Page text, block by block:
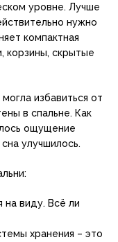
уровне. Лучше
нужно
компактная
корзины, скрытые
избавиться от
в спальне. Как
ощущение
улучшилось.
на виду. Всё ли
хранения – это